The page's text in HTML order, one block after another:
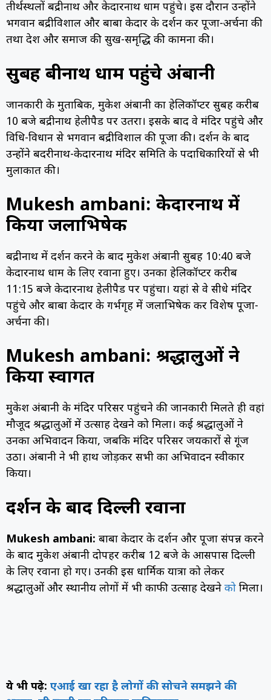
तीर्थस्थलों बद्रीनाथ और केदारनाथ धाम पहुंचे। इस दौरान उन्होंने
भगवान बद्रीविशाल और बाबा केदार के दर्शन कर पूजा-अर्चना की
तथा देश और समाज की सुख-समृद्धि की कामना की।
सुबह बद्रीनाथ धाम पहुंचे अंबानी
जानकारी के मुताबिक, मुकेश अंबानी का हेलिकॉप्टर सुबह करीब
10 बजे बद्रीनाथ हेलीपैड पर उतरा। इसके बाद वे मंदिर पहुंचे और
विधि-विधान से भगवान बद्रीविशाल की पूजा की। दर्शन के बाद
उन्होंने बदरीनाथ-केदारनाथ मंदिर समिति के पदाधिकारियों से भी
मुलाकात की।
Mukesh ambani: केदारनाथ में
किया जलाभिषेक
बद्रीनाथ में दर्शन करने के बाद मुकेश अंबानी सुबह 10:40 बजे
केदारनाथ धाम के लिए रवाना हुए। उनका हेलिकॉप्टर करीब
11:15 बजे केदारनाथ हेलीपैड पर पहुंचा। यहां से वे सीधे मंदिर
पहुंचे और बाबा केदार के गर्भगृह में जलाभिषेक कर विशेष पूजा-
अर्चना की।
Mukesh ambani: श्रद्धालुओं ने
किया स्वागत
मुकेश अंबानी के मंदिर परिसर पहुंचने की जानकारी मिलते ही वहां
मौजूद श्रद्धालुओं में उत्साह देखने को मिला। कई श्रद्धालुओं ने
उनका अभिवादन किया, जबकि मंदिर परिसर जयकारों से गूंज
उठा। अंबानी ने भी हाथ जोड़कर सभी का अभिवादन स्वीकार
किया।
दर्शन के बाद दिल्ली रवाना
Mukesh ambani: बाबा केदार के दर्शन और पूजा संपन्न करने
के बाद मुकेश अंबानी दोपहर करीब 12 बजे के आसपास दिल्ली
के लिए रवाना हो गए। उनकी इस धार्मिक यात्रा को लेकर
श्रद्धालुओं और स्थानीय लोगों में भी काफी उत्साह देखने को मिला।
ये भी पढ़े: एआई खा रहा है लोगों की सोचने समझने की